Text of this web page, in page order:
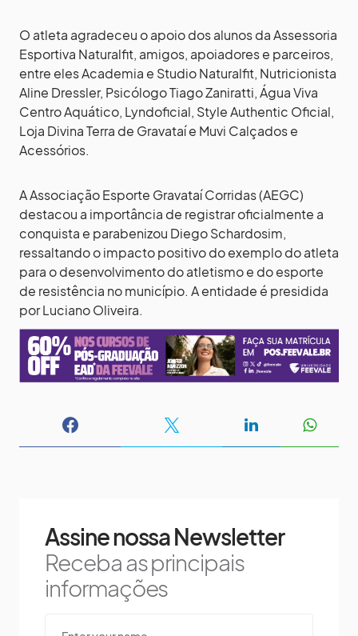
O atleta agradeceu o apoio dos alunos da Assessoria
Esportiva Naturalfit, amigos, apoiadores e parceiros,
entre eles Academia e Studio Naturalfit, Nutricionista
Aline Dressler, Psicólogo Tiago Zaniratti, Água Viva
Centro Aquático, Lyndoficial, Style Authentic Oficial,
Loja Divina Terra de Gravataí e Muvi Calçados e
Acessórios.
A Associação Esporte Gravataí Corridas (AEGC)
destacou a importância de registrar oficialmente a
conquista e parabenizou Diego Schardosim,
ressaltando o impacto positivo do exemplo do atleta
para o desenvolvimento do atletismo e do esporte
de resistência no município. A entidade é presidida
por Luciano Oliveira.
Assine nossa Newsletter
Receba as principais
informações